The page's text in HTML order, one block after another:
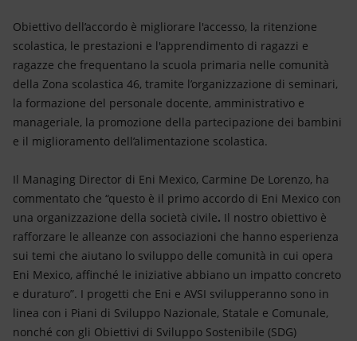
Obiettivo dell’accordo è migliorare l'accesso, la ritenzione
scolastica, le prestazioni e l'apprendimento di ragazzi e
ragazze che frequentano la scuola primaria nelle comunità
della Zona scolastica 46, tramite l’organizzazione di seminari,
la formazione del personale docente, amministrativo e
manageriale, la promozione della partecipazione dei bambini
e il miglioramento dell’alimentazione scolastica.
Il Managing Director di Eni Mexico, Carmine De Lorenzo, ha
commentato che “questo è il primo accordo di Eni Mexico con
una organizzazione della società civile. Il nostro obiettivo è
rafforzare le alleanze con associazioni che hanno esperienza
sui temi che aiutano lo sviluppo delle comunità in cui opera
Eni Mexico, affinché le iniziative abbiano un impatto concreto
e duraturo”. I progetti che Eni e AVSI svilupperanno sono in
linea con i Piani di Sviluppo Nazionale, Statale e Comunale,
nonché con gli Obiettivi di Sviluppo Sostenibile (SDG)